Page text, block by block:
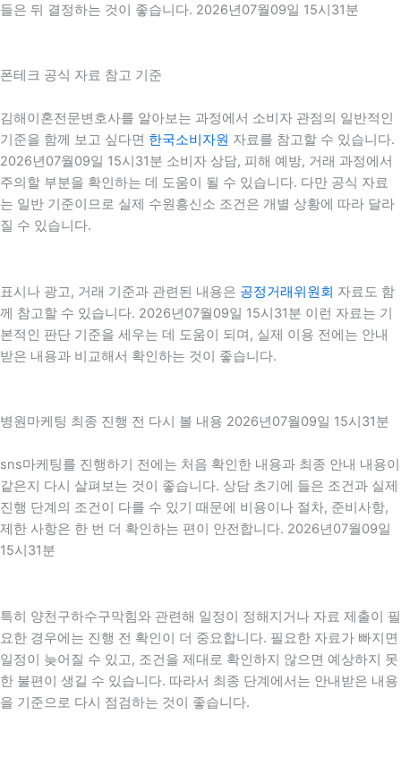
들은 뒤 결정하는 것이 좋습니다. 2026년07월09일 15시31분
폰테크 공식 자료 참고 기준
김해이혼전문변호사를 알아보는 과정에서 소비자 관점의 일반적인
기준을 함께 보고 싶다면 한국소비자원 자료를 참고할 수 있습니다.
2026년07월09일 15시31분 소비자 상담, 피해 예방, 거래 과정에서
주의할 부분을 확인하는 데 도움이 될 수 있습니다. 다만 공식 자료
는 일반 기준이므로 실제 수원흥신소 조건은 개별 상황에 따라 달라
질 수 있습니다.
표시나 광고, 거래 기준과 관련된 내용은 공정거래위원회 자료도 함
께 참고할 수 있습니다. 2026년07월09일 15시31분 이런 자료는 기
본적인 판단 기준을 세우는 데 도움이 되며, 실제 이용 전에는 안내
받은 내용과 비교해서 확인하는 것이 좋습니다.
병원마케팅 최종 진행 전 다시 볼 내용 2026년07월09일 15시31분
sns마케팅를 진행하기 전에는 처음 확인한 내용과 최종 안내 내용이
같은지 다시 살펴보는 것이 좋습니다. 상담 초기에 들은 조건과 실제
진행 단계의 조건이 다를 수 있기 때문에 비용이나 절차, 준비사항,
제한 사항은 한 번 더 확인하는 편이 안전합니다. 2026년07월09일
15시31분
특히 양천구하수구막힘와 관련해 일정이 정해지거나 자료 제출이 필
요한 경우에는 진행 전 확인이 더 중요합니다. 필요한 자료가 빠지면
일정이 늦어질 수 있고, 조건을 제대로 확인하지 않으면 예상하지 못
한 불편이 생길 수 있습니다. 따라서 최종 단계에서는 안내받은 내용
을 기준으로 다시 점검하는 것이 좋습니다.